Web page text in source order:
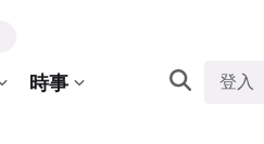
時事 登入